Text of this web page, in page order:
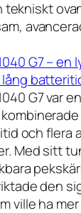
tekniskt
G7 – en
G7 var
och flera
Med sitt
den
ville ha